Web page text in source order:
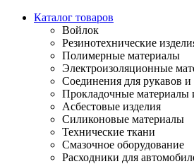
Каталог товаров
Войлок
Резинотехнические
Полимерные материалы
Электроизоляционные
Соединения для рукавов
Прокладочные материалы
Асбестовые изделия
Силиконовые материалы
Технические ткани
Смазочное оборудование
Расходники для